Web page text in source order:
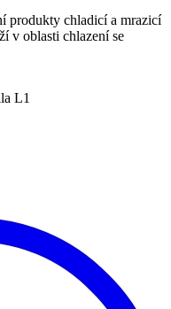
produkty chladicí a mrazicí
v oblasti chlazení se
L1